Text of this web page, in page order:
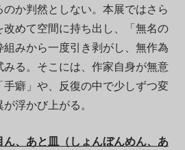
か判然としない。本展ではさら
めて空間に持ち出し、「無名の
みから一度引き剥がし、無作為
る。そこには、作家自身が無意
癖」や、反復の中で少しずつ変
浮かび上がる。
、あと皿（しょんぼんめん、あ